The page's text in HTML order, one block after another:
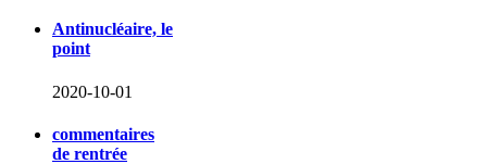
Antinucléaire, le
point
2020-10-01
commentaires
de rentrée